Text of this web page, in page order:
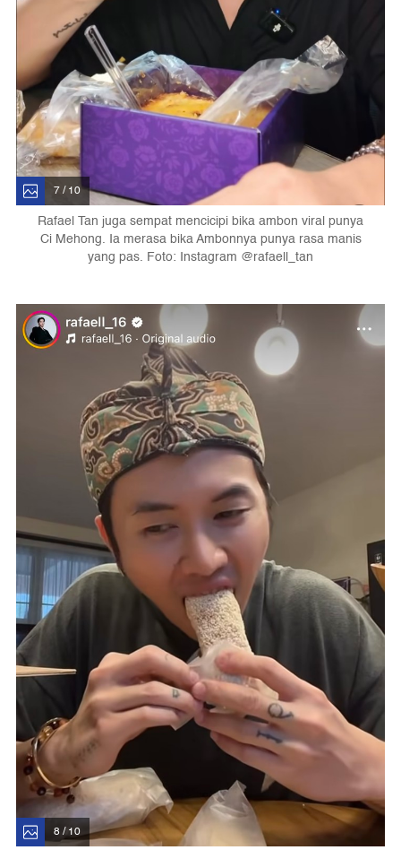
7 / 10
Rafael Tan juga sempat mencicipi bika ambon viral punya
Ci Mehong. Ia merasa bika Ambonnya punya rasa manis
yang pas. Foto: Instagram @rafaell_tan
8 / 10